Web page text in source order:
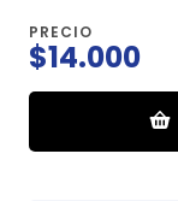
PRECIO
$14.000